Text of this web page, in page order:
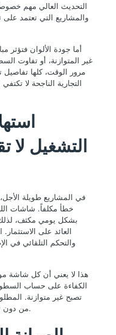
التحديث العالي مهم
والمشاريع التي تعتمد
أما جودة الألوان فتؤثر
غير المتوازنة، أو تفاوت
مرور الوقت، كلها
التجارية الناجحة لا
التشغيل لا
في المشاريع طويلة
خطأ مكلفاً. شاشات
بشكل يومي مكثف،
العائد على الاستثمار.
والتحكم التلقائي في
هذا لا يعني أن كل شاشة
الكفاءة على حساب السطوع
تصبح غير متوازنة.
من دون تنازل عن الأداء التجاري المطلوب للموقع.